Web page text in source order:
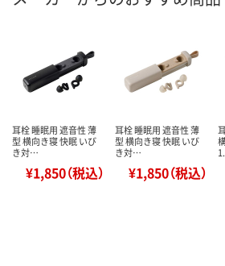
耳栓 睡眠用 遮音性 薄
型 横向き寝 快眠 いび
き対…
¥1,850（税込）
耳栓 睡眠用 遮音性 薄
型 横向き寝 快眠 いび
き対…
¥1,850（税込）